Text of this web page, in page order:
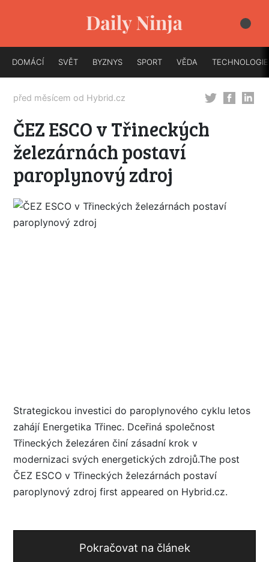
DOMÁCÍ SVĚT BYZNYS SPORT VĚDA TECHNOLOGIE
před měsícem od Hybrid.cz
ČEZ ESCO v Třineckých
železárnách postaví
paroplynový zdroj
Strategickou investici do paroplynového cyklu letos
zahájí Energetika Třinec. Dceřiná společnost
Třineckých železáren činí zásadní krok v
modernizaci svých energetických zdrojů.The post
ČEZ ESCO v Třineckých železárnách postaví
paroplynový zdroj first appeared on Hybrid.cz.
Pokračovat na článek